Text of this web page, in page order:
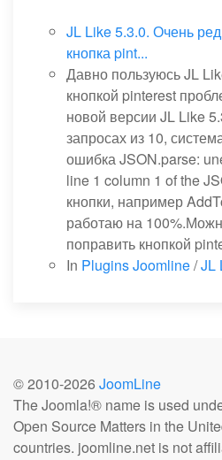
JL Like 5.3.0. Очень
кнопка pint...
Давно пользуюсь JL
кнопкой pinterest
новой версии JL Like
запросах из 10,
ошибка JSON.parse:
line 1 column 1 of the
кнопки, например
работаю на
поправить кнопкой
In Plugins Joomline/JL
© 2010-2026 JoomLine
The Joomla!® name is used
Open Source Matters in the
countries. joomline.net is not